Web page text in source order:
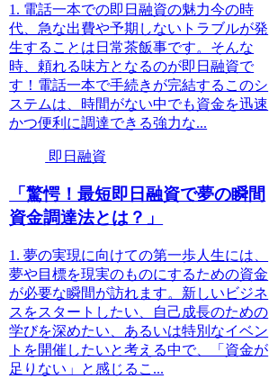
1. 電話一本での即日融資の魅力今の時
代、急な出費や予期しないトラブルが発
生することは日常茶飯事です。そんな
時、頼れる味方となるのが即日融資で
す！電話一本で手続きが完結するこのシ
ステムは、時間がない中でも資金を迅速
かつ便利に調達できる強力な...
即日融資
「驚愕！最短即日融資で夢の瞬間
資金調達法とは？」
1. 夢の実現に向けての第一歩人生には、
夢や目標を現実のものにするための資金
が必要な瞬間が訪れます。新しいビジネ
スをスタートしたい、自己成長のための
学びを深めたい、あるいは特別なイベン
トを開催したいと考える中で、「資金が
足りない」と感じるこ...